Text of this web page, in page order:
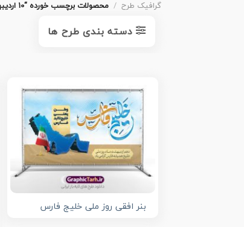
گرافیک طرح / محصولات برچسب خورده “10 اردیبهشت”
دسته بندی طرح ها
بنر افقی روز ملی خلیج فارس